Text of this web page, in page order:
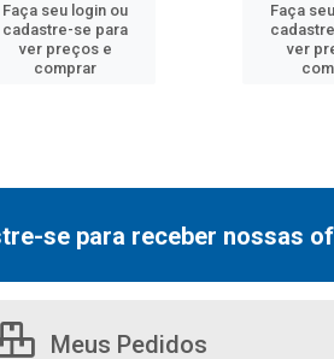
Faça seu login ou
cadastre-se para
ver preços e
comprar
Faça
ver
se para receber nossas
Meus Pedidos